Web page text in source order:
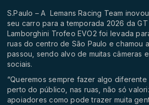
S.Paulo – A Lemans Racing Team
seu carro para a temporada 2026 da GT
Lamborghini Trofeo EVO2 foi levada
ruas do centro de São Paulo e chamou
passou, sendo alvo de muitas câmeras
sociais.
“Queremos sempre fazer algo
perto do público, nas ruas, não só
apoiadores como pode trazer muita